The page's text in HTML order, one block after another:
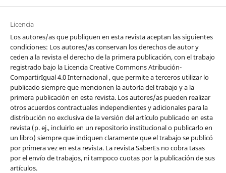
Licencia
Los autores/as que publiquen en esta revista aceptan las siguientes
condiciones: Los autores/as conservan los derechos de autor y
ceden a la revista el derecho de la primera publicación, con el trabajo
registrado bajo la Licencia Creative Commons Atribución-
CompartirIgual 4.0 Internacional , que permite a terceros utilizar lo
publicado siempre que mencionen la autoría del trabajo y a la
primera publicación en esta revista. Los autores/as pueden realizar
otros acuerdos contractuales independientes y adicionales para la
distribución no exclusiva de la versión del artículo publicado en esta
revista (p. ej., incluirlo en un repositorio institucional o publicarlo en
un libro) siempre que indiquen claramente que el trabajo se publicó
por primera vez en esta revista. La revista SaberEs no cobra tasas
por el envío de trabajos, ni tampoco cuotas por la publicación de sus
artículos.